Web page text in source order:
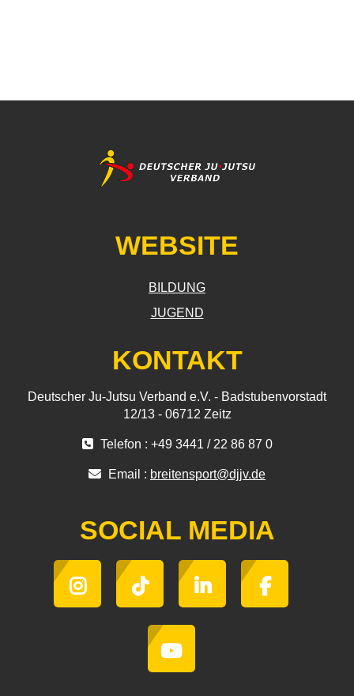
WEBSITE
BILDUNG
JUGEND
KONTAKT
Deutscher Ju-Jutsu Verband e.V. - Badstubenvorstadt
12/13 - 06712 Zeitz
Telefon : +49 3441 / 22 86 87 0
Email : breitensport@djjv.de
SOCIAL MEDIA